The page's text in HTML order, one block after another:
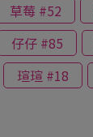
草莓 #52
仔仔 #85
瑄瑄 #18